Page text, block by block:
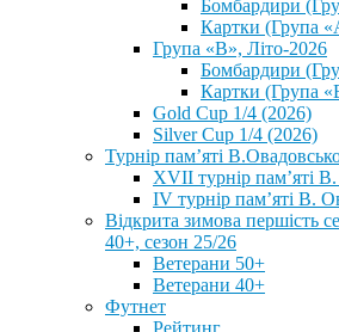
Бомбардири
Картки (Група
Група «В», Літо-2026
Бомбардири
Картки (Група
Gold Cup 1/4 (2026)
Silver Cup 1/4 (2026)
Турнір пам’яті
XVII турнір пам’яті
IV турнір пам’яті В.
Відкрита зимова першість
40+, сезон 25/26
Ветерани 50+
Ветерани 40+
Футнет
Рейтинг